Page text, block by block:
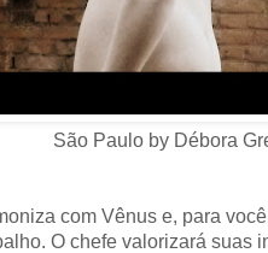
São Paulo by Débora
com Vênus e, para
O chefe valorizará suas